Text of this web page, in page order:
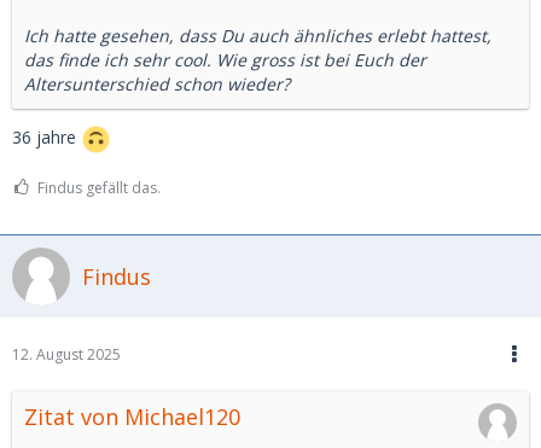
Ich hatte gesehen, dass Du auch ähnliches erlebt hattest,
das finde ich sehr cool. Wie gross ist bei Euch der
Altersunterschied schon wieder?
36 jahre
Findus gefällt das.
Findus
12. August 2025
Zitat von Michael120